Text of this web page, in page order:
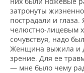
затронуты
пострадали и
челюстно-лицевым
сочувствуя, надо
Женщина выжила и
зрение. Для ее
— мне было чему